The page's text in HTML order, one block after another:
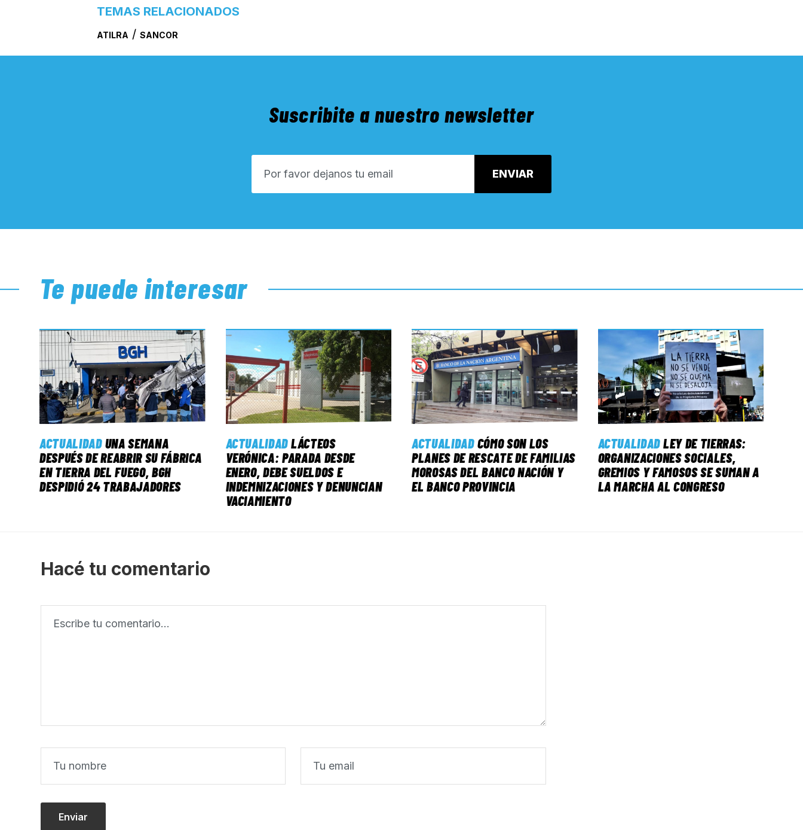
TEMAS RELACIONADOS
ATILRA /SANCOR
Suscribite a nuestro newsletter
Te puede interesar
ACTUALIDAD UNA SEMANA
DESPUÉS DE REABRIR SU FÁBRICA
EN TIERRA DEL FUEGO, BGH
DESPIDIÓ 24 TRABAJADORES
ACTUALIDADLÁCTEOS
VERÓNICA: PARADA DESDE
ENERO, DEBE SUELDOS E
INDEMNIZACIONES Y DENUNCIAN
VACIAMIENTO
ACTUALIDAD CÓMO SON LOS
PLANES DE RESCATE DE FAMILIAS
MOROSAS DEL BANCO NACIÓN Y
EL BANCO PROVINCIA
ACTUALIDADLEY DE TIERRAS:
ORGANIZACIONES SOCIALES,
GREMIOS Y FAMOSOS SE SUMAN A
LA MARCHA AL CONGRESO
Hacé tu comentario